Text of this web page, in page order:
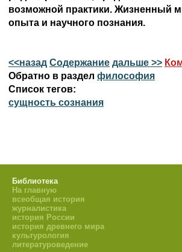
возможной практики. Жизненный
<<назад Содержание дальше >>
Обратно в раздел философия
Список тегов:
сущность сознания
Библиотека
На главную
всеобщая история
журналистика
история России
история древнего мира
культурология
литературоведение